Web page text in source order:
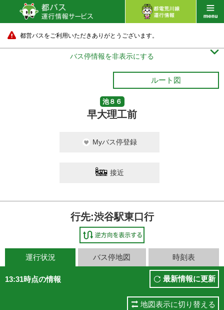
都営バスをご利用いただきありがとうございます。
バス停情報を非表示にする 
ルート図
池８６
早大理工前
Myバス停登録
接近
行先:渋谷駅東口行
運行状況 バス停地図 時刻表
13:31時点の情報 最新情報に更新
地図表示に切り替える